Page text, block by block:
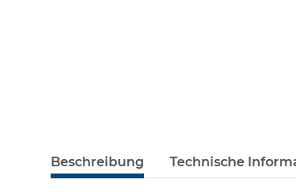
Beschreibung Technische